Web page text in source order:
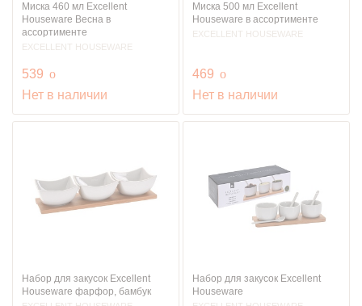
Миска 460 мл Excellent
Houseware Весна в
ассортименте
EXCELLENT HOUSEWARE
539 руб.
o
Нет в наличии
Миска 500 мл Excellent
Houseware в ассортименте
EXCELLENT HOUSEWARE
469 руб.
o
Нет в наличии
Набор для закусок Excellent
Houseware фарфор, бамбук
Набор для закусок Excellent
Houseware